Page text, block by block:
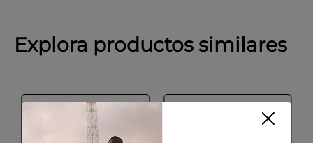
Explora productos similares